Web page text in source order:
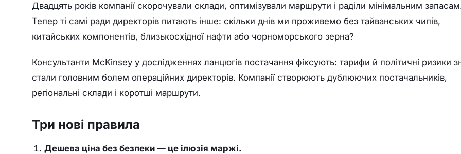
Двадцять років компанії скорочували склади, оптимізували маршрути і раділи мінімальним
Тепер ті самі ради директорів питають інше: скільки днів ми проживемо без тайванських чипів,
китайських компонентів, близькосхідної нафти або чорноморського зерна?
Консультанти McKinsey у дослідженнях ланцюгів постачання фіксують: тарифи й політичні ризики
стали головним болем операційних директорів. Компанії створюють дублюючих постачальників,
регіональні склади і коротші маршрути.
Три нові правила
Дешева ціна без безпеки — це ілюзія маржі.